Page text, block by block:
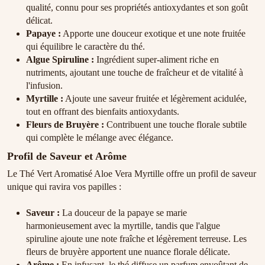
qualité, connu pour ses propriétés antioxydantes et son goût
délicat.
Papaye : Apporte une douceur exotique et une note fruitée
qui équilibre le caractère du thé.
Algue Spiruline : Ingrédient super-aliment riche en
nutriments, ajoutant une touche de fraîcheur et de vitalité à
l'infusion.
Myrtille : Ajoute une saveur fruitée et légèrement acidulée,
tout en offrant des bienfaits antioxydants.
Fleurs de Bruyère : Contribuent une touche florale subtile
qui complète le mélange avec élégance.
Profil de Saveur et Arôme
Le Thé Vert Aromatisé Aloe Vera Myrtille offre un profil de saveur
unique qui ravira vos papilles :
Saveur : La douceur de la papaye se marie
harmonieusement avec la myrtille, tandis que l'algue
spiruline ajoute une note fraîche et légèrement terreuse. Les
fleurs de bruyère apportent une nuance florale délicate.